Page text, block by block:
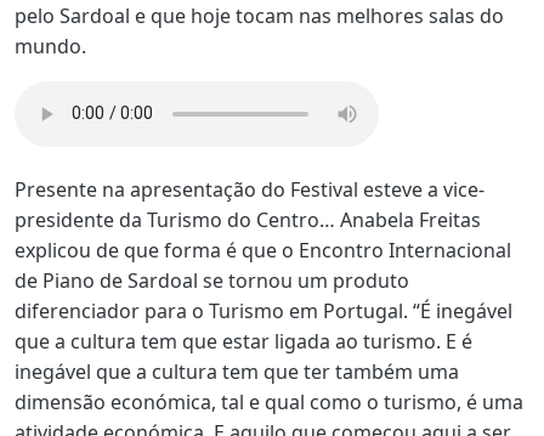
pelo Sardoal e que hoje tocam nas melhores salas do
mundo.
Presente na apresentação do Festival esteve a vice-
presidente da Turismo do Centro… Anabela Freitas
explicou de que forma é que o Encontro Internacional
de Piano de Sardoal se tornou um produto
diferenciador para o Turismo em Portugal. “É inegável
que a cultura tem que estar ligada ao turismo. E é
inegável que a cultura tem que ter também uma
dimensão económica, tal e qual como o turismo, é uma